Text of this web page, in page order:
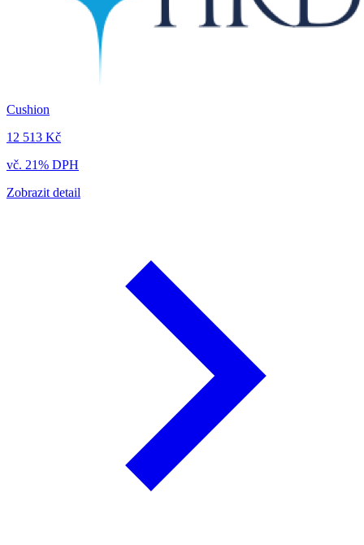
Cushion
12 513 Kč
vč. 21% DPH
Zobrazit detail